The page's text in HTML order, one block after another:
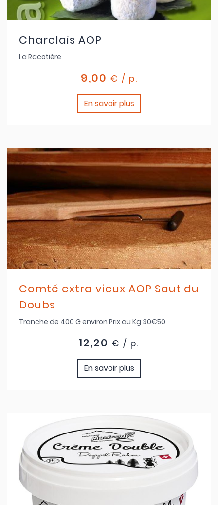
Charolais AOP
La Racotière
9,00 € / p.
En savoir plus
Comté extra vieux AOP Saut du
Doubs
Tranche de 400 G environ Prix au Kg 30€50
12,20 € / p.
En savoir plus